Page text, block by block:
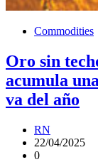
Commodities
Oro sin
acumula
va del año
RN
22/04/2025
0